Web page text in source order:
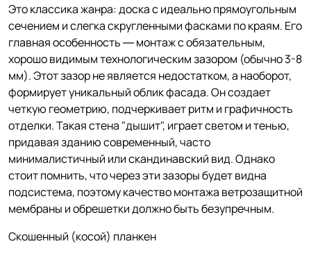
Это классика жанра: доска с идеально прямоугольным
сечением и слегка скругленными фасками по краям. Его
главная особенность — монтаж с обязательным,
хорошо видимым технологическим зазором (обычно 3-8
мм). Этот зазор не является недостатком, а наоборот,
формирует уникальный облик фасада. Он создает
четкую геометрию, подчеркивает ритм и графичность
отделки. Такая стена "дышит", играет светом и тенью,
придавая зданию современный, часто
минималистичный или скандинавский вид. Однако
стоит помнить, что через эти зазоры будет видна
подсистема, поэтому качество монтажа ветрозащитной
мембраны и обрешетки должно быть безупречным.
Скошенный (косой) планкен